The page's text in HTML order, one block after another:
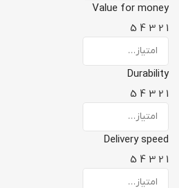
Value for money
1
2
3
4
5
Durability
1
2
3
4
5
Delivery speed
1
2
3
4
5